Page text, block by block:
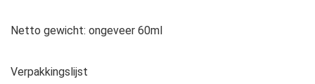
Netto gewicht: ongeveer 60ml
Verpakkingslijst